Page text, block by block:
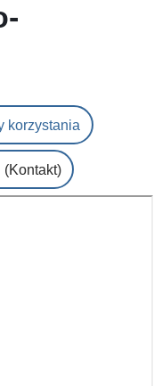
korzystania
(Kontakt)